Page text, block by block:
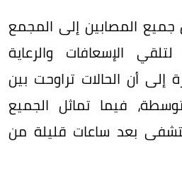
المصابين إلى المجمع
الإسعافات والرعاية
إلى أن الحالات تراوحت بين
فيما تماثل الجميع
بعد ساعات قليلة من